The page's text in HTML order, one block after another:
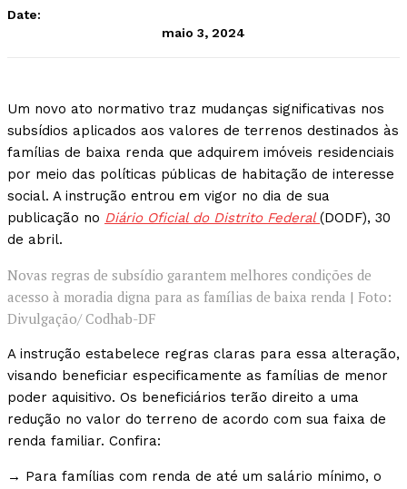
Date:
maio 3, 2024
Um novo ato normativo traz mudanças significativas nos
subsídios aplicados aos valores de terrenos destinados às
famílias de baixa renda que adquirem imóveis residenciais
por meio das políticas públicas de habitação de interesse
social. A instrução entrou em vigor no dia de sua
publicação no Diário Oficial do Distrito Federal(DODF), 30
de abril.
Novas regras de subsídio garantem melhores condições de
acesso à moradia digna para as famílias de baixa renda | Foto:
Divulgação/ Codhab-DF
A instrução estabelece regras claras para essa alteração,
visando beneficiar especificamente as famílias de menor
poder aquisitivo. Os beneficiários terão direito a uma
redução no valor do terreno de acordo com sua faixa de
renda familiar. Confira:
→ Para famílias com renda de até um salário mínimo, o